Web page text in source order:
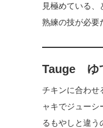
見極めている
熟練の技が必要
Tauge ゆ
チキンに合わせ
ャキでジュー
るもやしと違う